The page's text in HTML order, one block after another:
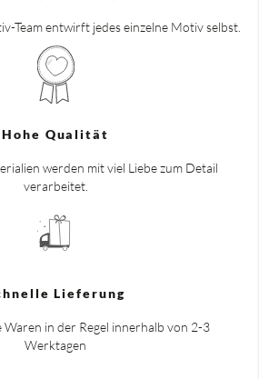
Team entwirft jedes einzelne Motiv selbst.
Hohe Qualität
werden mit viel Liebe zum Detail
verarbeitet.
Lieferung
in der Regel innerhalb von 2-3
Werktagen